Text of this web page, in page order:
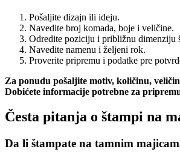
Pošaljite dizajn ili ideju.
Navedite broj komada, boje i veličine.
Odredite poziciju i približnu dimenziju
Navedite namenu i željeni rok.
Proverite pripremu i podatke pre
Za ponudu pošaljite motiv, količinu,
Dobićete informacije potrebne za
Česta pitanja o štampi na
Da li štampate na tamnim